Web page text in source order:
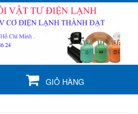
GIỎ HÀNG